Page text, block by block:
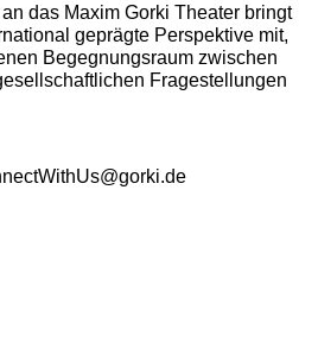
das Maxim Gorki Theater bringt
geprägte Perspektive mit,
Begegnungsraum zwischen
Fragestellungen